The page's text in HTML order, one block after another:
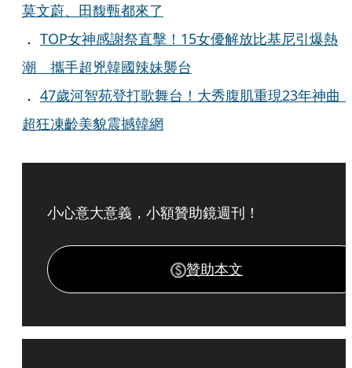
莫文蔚、田馥甄都來了
． TOP女神感謝祭直擊！15女優解放比基尼引爆熱
潮 攜手超兇韓國辣妹襲台
． 47歲河智苑登打歌舞台！大秀腹肌重現23年神
超狂凍齡美貌震撼韓網
小心意大意義，小額贊助鏡週刊！
贊助本文